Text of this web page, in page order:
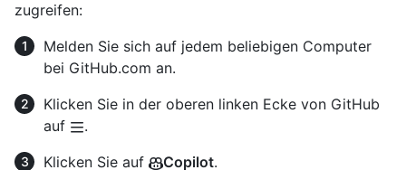
zugreifen:
Melden Sie sich auf jedem beliebigen Computer
bei GitHub.com an.
Klicken Sie in der oberen linken Ecke von GitHub
auf
.
Klicken Sie auf
Copilot.